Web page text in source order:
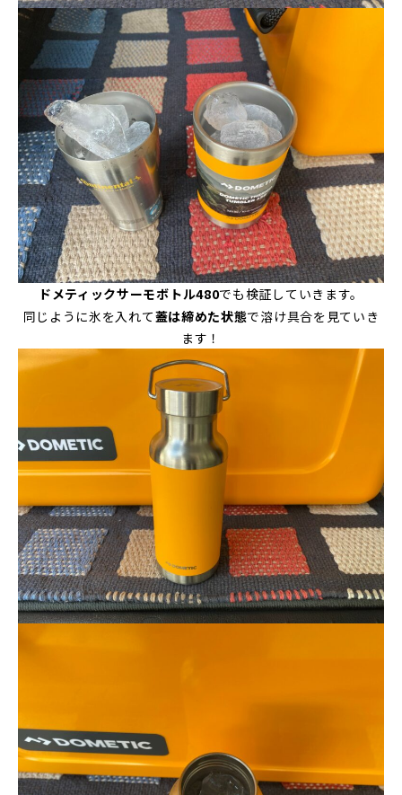
ドメティックサーモボトル480でも検証していきます。
同じように氷を入れて蓋は締めた状態で溶け具合を見ていき
ます！